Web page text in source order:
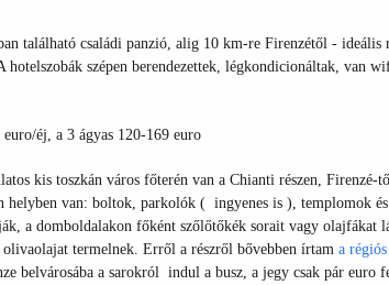
található családi panzió, alig 10 km-re Firenzétől - ideális
hotelszobák szépen berendezettek, légkondicionáltak, van
éj, a 3 ágyas 120-169 euro
kis toszkán város főterén van a Chianti részen,
helyben van: boltok, parkolók ( ingyenes is ), templomok
a domboldalakon főként szőlőtőkék sorait vagy olajfákat
termelnek. Erről a részről bővebben írtam a
belvárosába a sarokról indul a busz, a jegy csak pár euro